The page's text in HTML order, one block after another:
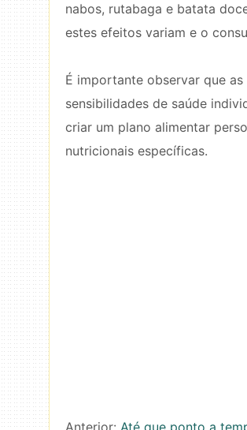
nabos, rutabaga e batata
estes efeitos variam e o
É importante observar que
sensibilidades de saúde
criar um plano alimentar
nutricionais específicas.
Anterior: Até que ponto a